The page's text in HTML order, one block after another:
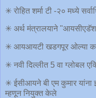
✳ रोहित शर्मा टी -२० मध्ये
✳ अर्थ मंत्रालयाने
✳ आयआयटी खडगपूर ओल्या
✳ नवी दिल्लीत 5 वा ग्लोबल
✳ ईसीआयने बी एम कुमार यांना
म्हणून नियुक्त केले